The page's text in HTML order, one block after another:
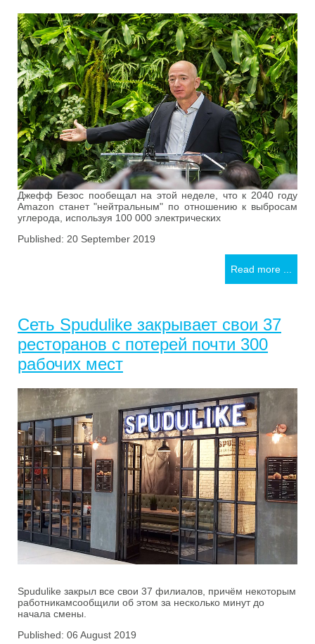
Джефф Безос пообещал на этой неделе, что к 2040 году
Amazon станет "нейтральным" по отношению к выбросам
углерода, используя 100 000 электрических
Published: 20 September 2019
Read more ...
Сеть Spudulike закрывает свои 37
ресторанов с потерей почти 300
рабочих мест
Spudulike закрыл все свои 37 филиалов, причём некоторым
работникамсообщили об этом за несколько минут до
начала смены.
Published: 06 August 2019